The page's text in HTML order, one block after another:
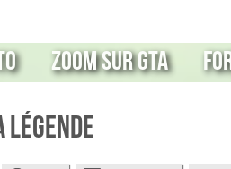
Zoom sur GTA
Légende